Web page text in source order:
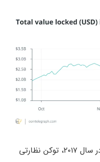
یونی‌سواپ به یاد روزهای اوج ICO در سال ۲۰۱۷، توکن نظارتی